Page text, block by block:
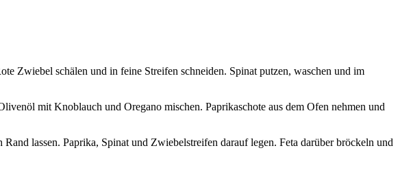
Zwiebel schälen und in feine Streifen schneiden. Spinat putzen, waschen und im
mit Knoblauch und Oregano mischen. Paprikaschote aus dem Ofen nehmen und
lassen. Paprika, Spinat und Zwiebelstreifen darauf legen. Feta darüber bröckeln und